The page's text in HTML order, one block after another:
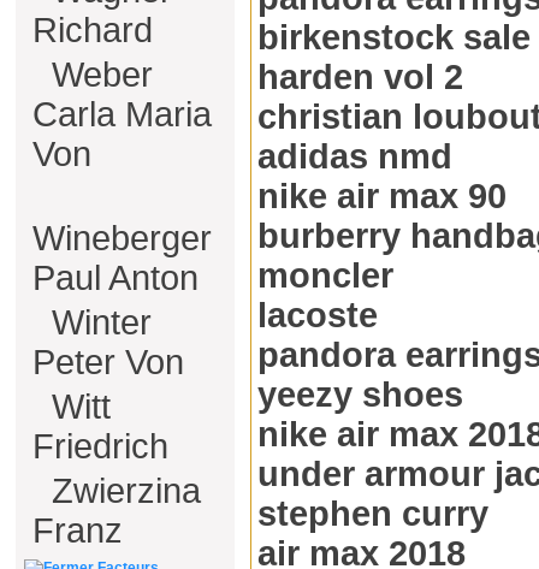
Richard
Weber
Carla Maria
Von
Wineberger
Paul Anton
Winter
Peter Von
Witt
Friedrich
Zwierzina
Franz
birkenstock sale
harden vol 2
christian
adidas nmd
nike air max 90
burberry
moncler
lacoste
pandora
yeezy shoes
nike air max
under armour
stephen curry
air max 2018